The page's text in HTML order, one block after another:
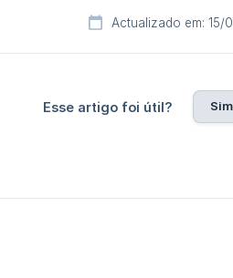
Actualizado em: 15/
Esse artigo foi útil? Sim